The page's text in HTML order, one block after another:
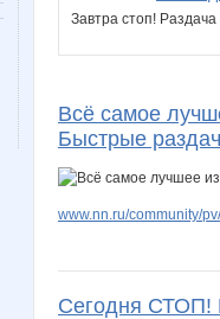
Завтра стоп!
Всё самое
Быстрые
www.nn.ru/community/
Сегодня СТОП!